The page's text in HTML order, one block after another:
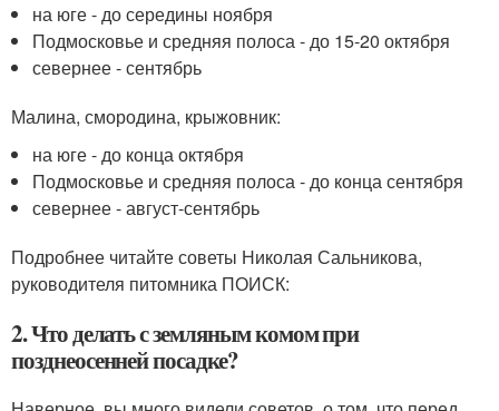
на юге - до середины ноября
Подмосковье и средняя полоса - до 15-20 октября
севернее - сентябрь
Малина, смородина, крыжовник:
на юге - до конца октября
Подмосковье и средняя полоса - до конца сентября
севернее - август-сентябрь
Подробнее читайте советы Николая Сальникова,
руководителя питомника ПОИСК:
2. Что делать с земляным комом при
позднеосенней посадке?